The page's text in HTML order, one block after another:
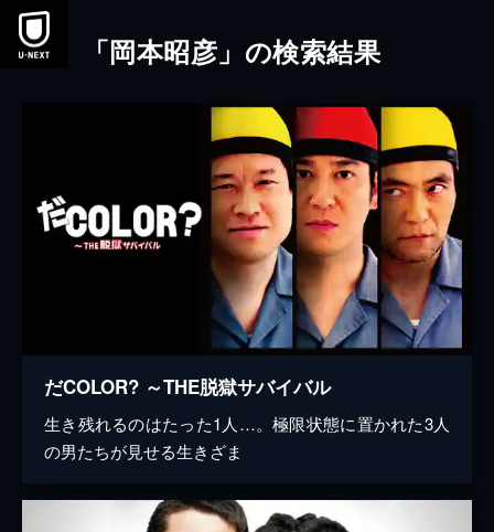
本文へスキップ
「岡本昭彦」の検索結果
だCOLOR? ～THE脱獄サバイバル
生き残れるのはたった1人…。極限状態に置かれた3人
の男たちが見せる生きざま